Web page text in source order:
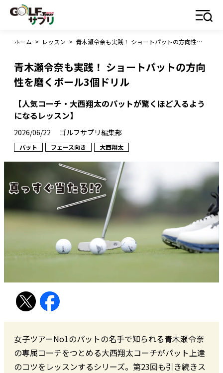
ホーム > レッスン > 青木瀬令奈も実践！ ショートパットの方向性を磨くボール3個ドリル
青木瀬令奈も実践！ ショートパットの方向
性を磨くボール3個ドリル
【人気コーチ・大西翔太のパットが驚くほど入るよう
になるレッスン】
2026/06/22 ゴルフサプリ編集部
パット フェース向き 大西翔太
女子ツアーNo1のパットの名手で知られる青木瀬令奈
の専属コーチをつとめる大西翔太コーチがパット上達
のコツをレッスンするシリーズ。第23回も引き続きス